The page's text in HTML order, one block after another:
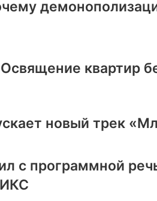
квартир
новый трек
с программной